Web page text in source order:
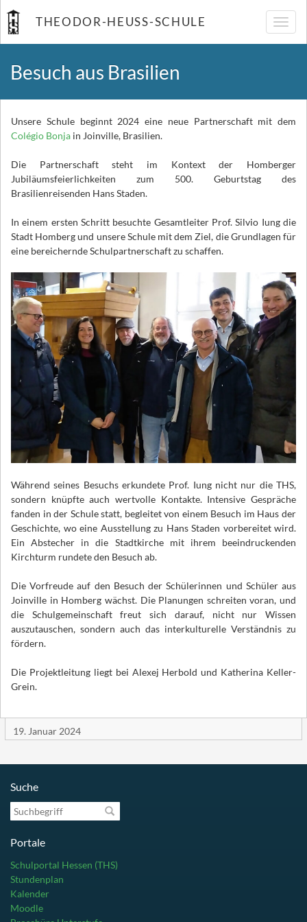
THEODOR-HEUSS-SCHULE
Besuch aus Brasilien
Unsere Schule beginnt 2024 eine neue Partnerschaft mit dem
Colégio Bonja in Joinville, Brasilien.
Die Partnerschaft steht im Kontext der Homberger
Jubiläumsfeierlichkeiten zum 500. Geburtstag des
Brasilienreisenden Hans Staden.
In einem ersten Schritt besuchte Gesamtleiter Prof. Silvio Iung die
Stadt Homberg und unsere Schule mit dem Ziel, die Grundlagen für
eine bereichernde Schulpartnerschaft zu schaffen.
Während seines Besuchs erkundete Prof. Iung nicht nur die THS,
sondern knüpfte auch wertvolle Kontakte. Intensive Gespräche
fanden in der Schule statt, begleitet von einem Besuch im Haus der
Geschichte, wo eine Ausstellung zu Hans Staden vorbereitet wird.
Ein Abstecher in die Stadtkirche mit ihrem beeindruckenden
Kirchturm rundete den Besuch ab.
Die Vorfreude auf den Besuch der Schülerinnen und Schüler aus
Joinville in Homberg wächst. Die Planungen schreiten voran, und
die Schulgemeinschaft freut sich darauf, nicht nur Wissen
auszutauschen, sondern auch das interkulturelle Verständnis zu
fördern.
Die Projektleitung liegt bei Alexej Herbold und Katherina Keller-
Grein.
19. Januar 2024
Suche
Suchbegriff
Portale
Schulportal Hessen (THS)
Stundenplan
Kalender
Moodle